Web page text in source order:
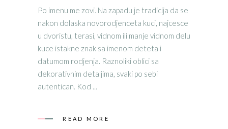
Po imenu me zovi. Na zapadu je tradicija da se
nakon dolaska novorodjenceta kuci, najcesce
u dvoristu, terasi, vidnom ili manje vidnom delu
kuce istakne znak sa imenom deteta i
datumom rodjenja. Raznoliki oblici sa
dekorativnim detaljima, svaki po sebi
autentican. Kod
READ MORE